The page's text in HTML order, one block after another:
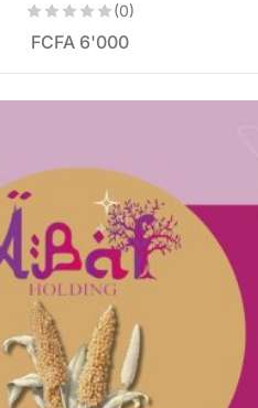
(0)
FCFA6'000